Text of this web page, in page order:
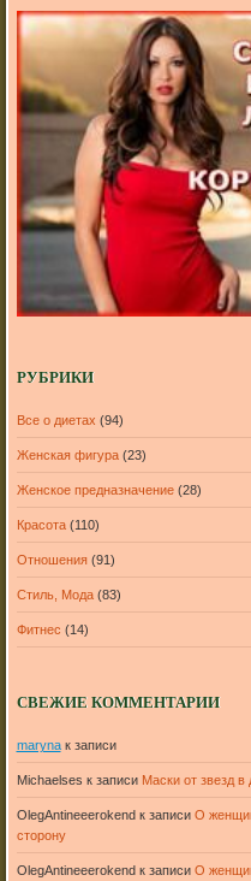
РУБРИКИ
Все о диетах (94)
Женская фигура(23)
Женское предназначение(28)
Красота(110)
Отношения(91)
Стиль, Мода(83)
Фитнес (14)
СВЕЖИЕ КОММЕНТАРИИ
marynaк записи
Michaelses к записи Маски от звезд
OlegAntineeerokendк записи О
сторону
OlegAntineeerokendк записи О